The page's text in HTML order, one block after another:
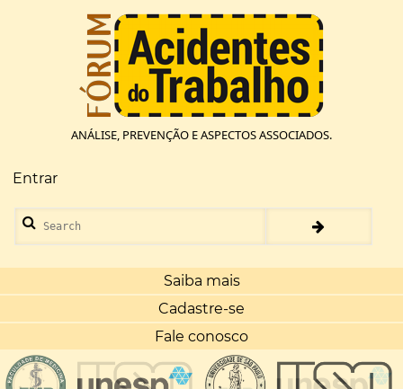
ANÁLISE, PREVENÇÃO E ASPECTOS ASSOCIADOS.
Menu
de
conta
de
usuário
Entrar
Search
Saiba mais
Cadastre-se
Fale conosco